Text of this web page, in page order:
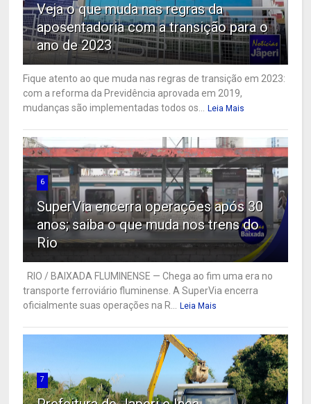
Veja o que muda nas regras da
aposentadoria com a transição para o
ano de 2023
Fique atento ao que muda nas regras de transição em 2023:
com a reforma da Previdência aprovada em 2019,
mudanças são implementadas todos os...
Leia Mais
6
SuperVia encerra operações após 30
anos; saiba o que muda nos trens do
Rio
RIO / BAIXADA FLUMINENSE — Chega ao fim uma era no
transporte ferroviário fluminense. A SuperVia encerra
oficialmente suas operações na R...
Leia Mais
7